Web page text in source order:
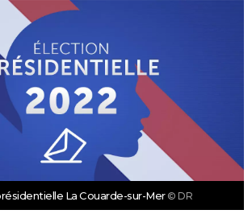
La Couarde-sur-Mer © DR